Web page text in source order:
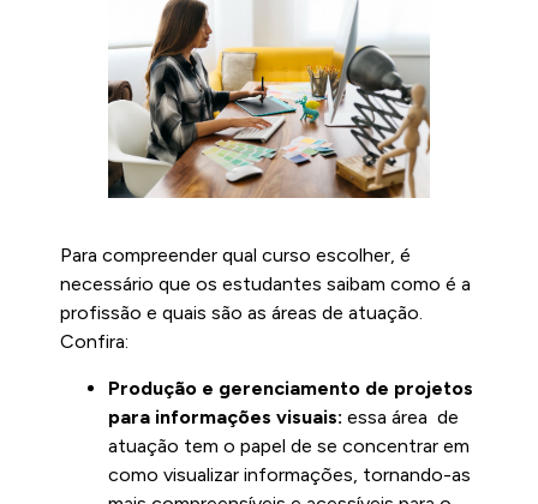
Para compreender qual curso escolher, é
necessário que os estudantes saibam como é a
profissão e quais são as áreas de atuação.
Confira:
Produção e gerenciamento de projetos
para informações visuais: essa área de
atuação tem o papel de se concentrar em
como visualizar informações, tornando-as